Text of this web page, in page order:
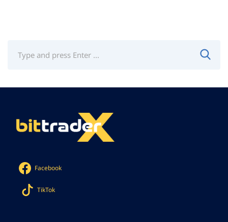
Facebook
TikTok